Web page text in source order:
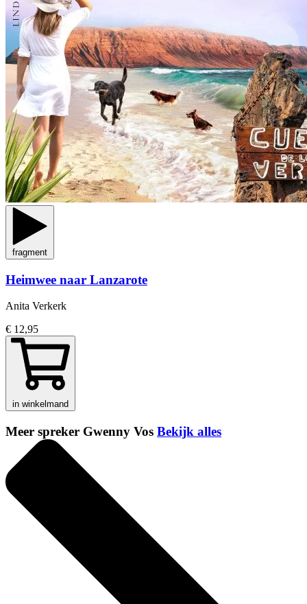
fragment
Heimwee naar Lanzarote
Anita Verkerk
€ 12,95
in winkelmand
Meer spreker Gwenny Vos Bekijk alles